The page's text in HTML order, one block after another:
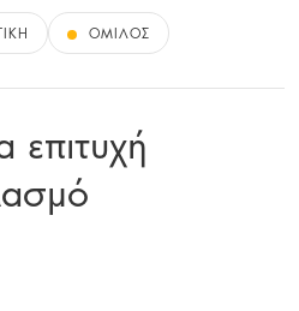
ΌΜΙΛΟΣ
επιτυχή